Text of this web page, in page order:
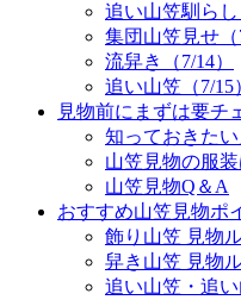
追い山笠馴らし
集団山笠見せ（
流舁き（7/14）
追い山笠（7/15
見物前にまずは要チ
知っておきた
山笠見物の服
山笠見物Q＆A
おすすめ山笠見物ポ
飾り山笠 見物
舁き山笠 見物
追い山笠・追